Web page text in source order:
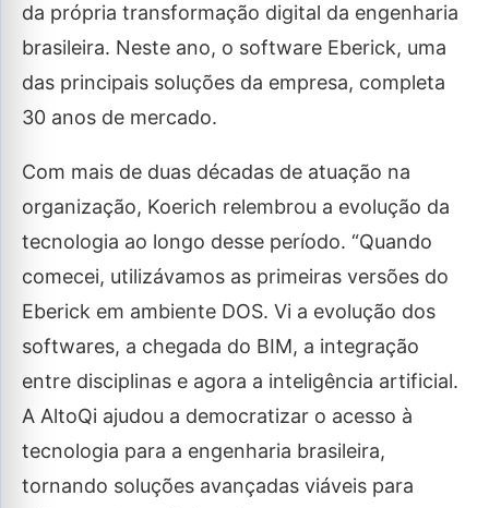
da própria transformação digital da engenharia
brasileira. Neste ano, o software Eberick, uma
das principais soluções da empresa, completa
30 anos de mercado.
Com mais de duas décadas de atuação na
organização, Koerich relembrou a evolução da
tecnologia ao longo desse período. “Quando
comecei, utilizávamos as primeiras versões do
Eberick em ambiente DOS. Vi a evolução dos
softwares, a chegada do BIM, a integração
entre disciplinas e agora a inteligência artificial.
A AltoQi ajudou a democratizar o acesso à
tecnologia para a engenharia brasileira,
tornando soluções avançadas viáveis para